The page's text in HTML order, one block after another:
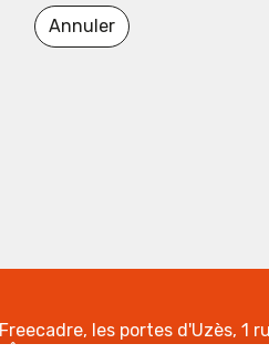
Annuler
Freecadre, les portes d'Uzès, 1